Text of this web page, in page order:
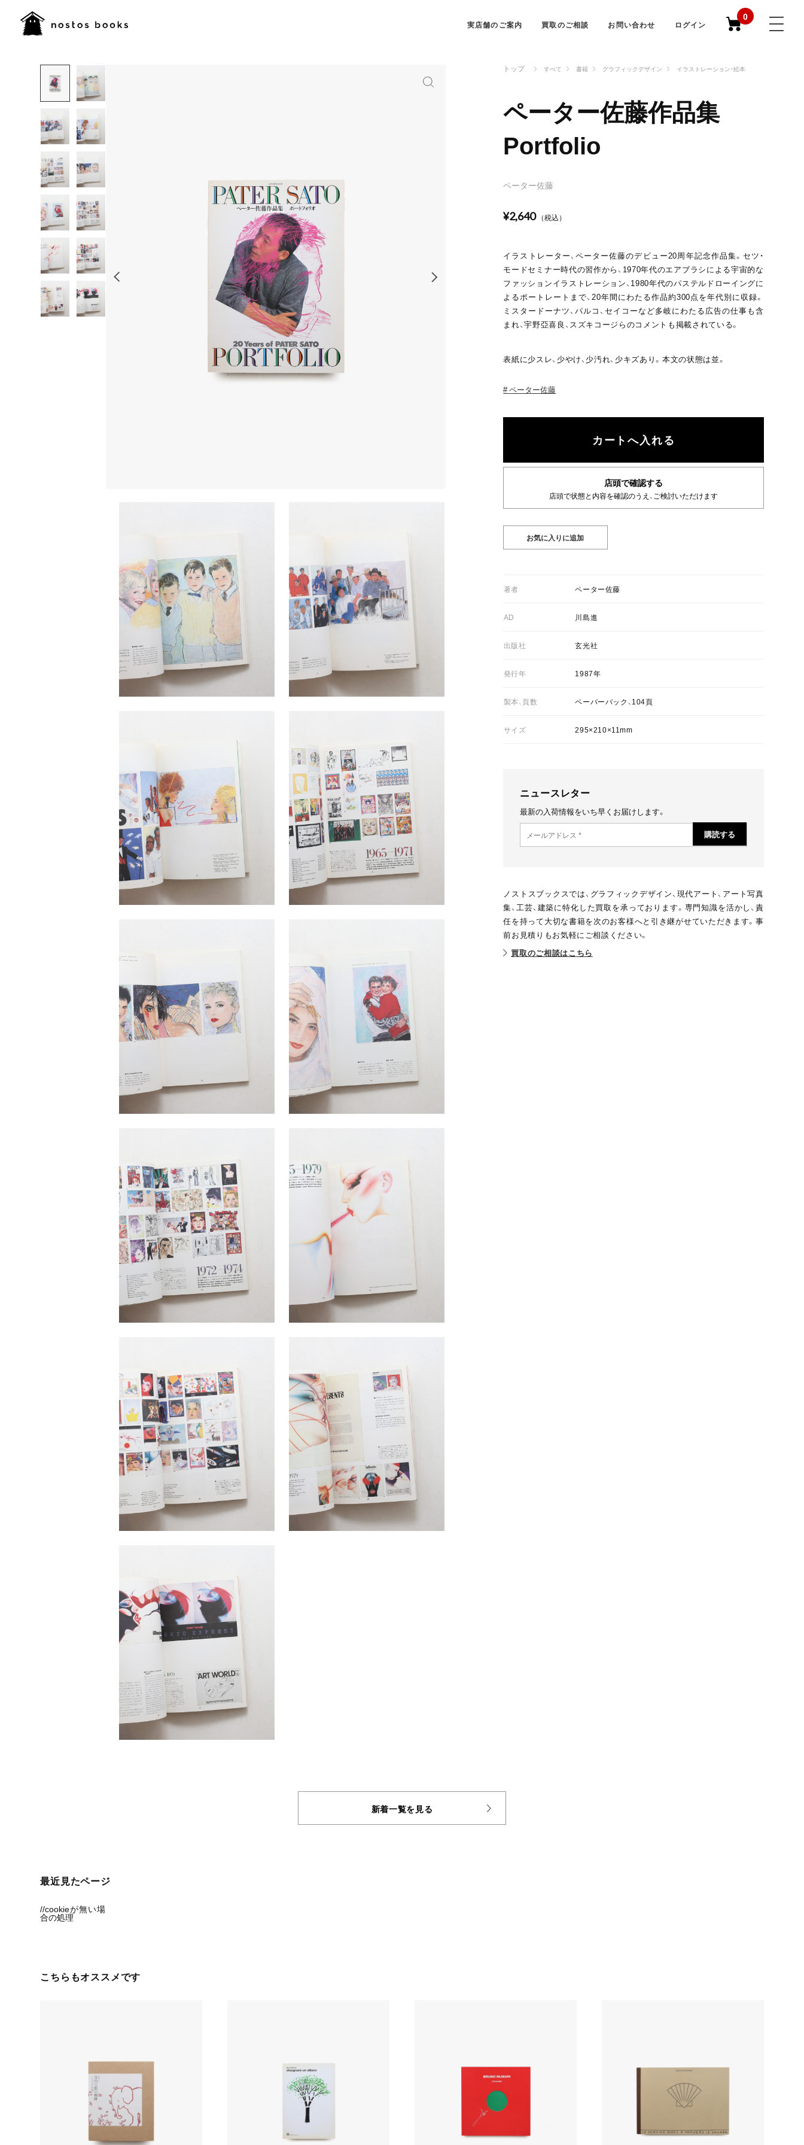
実店舗のご案内 買取のご相談 お問い合わせ ログイン
0
トップ すべて 書籍 グラフィックデザイン イラストレーション・絵本
ペーター佐藤作品集
Portfolio
ペーター佐藤
¥2,640 （税込）
イラストレーター、ペーター佐藤のデビュー20周年記念作品集。セツ・
モードセミナー時代の習作から、1970年代のエアブラシによる宇宙的な
ファッションイラストレーション、1980年代のパステルドローイングに
よるポートレートまで、20年間にわたる作品約300点を年代別に収録。
ミスタードーナツ、パルコ、セイコーなど多岐にわたる広告の仕事も含
まれ、宇野亞喜良、スズキコージらのコメントも掲載されている。
表紙に少スレ、少やけ、少汚れ、少キズあり。本文の状態は並。
ペーター佐藤
店頭で確認する
店頭で状態と内容を確認のうえ、ご検討いただけます
01著者 ペーター佐藤
02AD 川島進
03出版社 玄光社
05発行年 1987年
06製本、頁数 ペーパーバック、104頁
07サイズ 295×210×11mm
ニュースレター
最新の入荷情報をいち早くお届けします。
ノストスブックスでは、グラフィックデザイン、現代アート、アート写真
集、工芸、建築に特化した買取を承っております。専門知識を活かし、責
任を持って大切な書籍を次のお客様へと引き継がせていただきます。事
前お見積りもお気軽にご相談ください。
買取のご相談はこちら
新着一覧を見る
最近見たページ
//cookieが無い場
合の処理
こちらもオススメです